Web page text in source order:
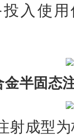
入使
金半固态
成型